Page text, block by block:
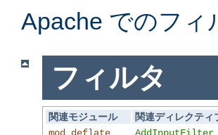
Apache でのフィ
フィルタ
関連モジュール
関連ディレクティ
mod_deflate
AddInputFilter